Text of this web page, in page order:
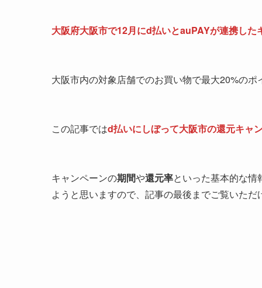
大阪府大阪市で12月にd払いとauPAYが連携した
大阪市内の対象店舗でのお買い物で最大20%の
この記事ではd払いにしぼって大阪市の還元キャ
キャンペーンの期間や還元率といった基本的な情
ようと思いますので、記事の最後までご覧いただ